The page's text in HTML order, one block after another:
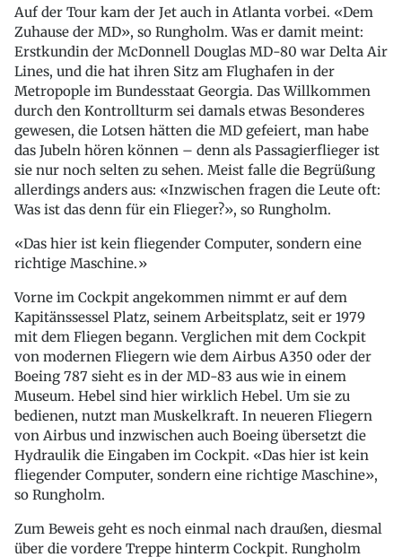
Auf der Tour kam der Jet auch in Atlanta vorbei. «Dem
Zuhause der MD», so Rungholm. Was er damit meint:
Erstkundin der McDonnell Douglas MD-80 war Delta Air
Lines, und die hat ihren Sitz am Flughafen in der
Metropople im Bundesstaat Georgia. Das Willkommen
durch den Kontrollturm sei damals etwas Besonderes
gewesen, die Lotsen hätten die MD gefeiert, man habe
das Jubeln hören können – denn als Passagierflieger ist
sie nur noch selten zu sehen. Meist falle die Begrüßung
allerdings anders aus: «Inzwischen fragen die Leute oft:
Was ist das denn für ein Flieger?», so Rungholm.
Das hier ist kein fliegender Computer, sondern eine
richtige Maschine.
Vorne im Cockpit angekommen nimmt er auf dem
Kapitänssessel Platz, seinem Arbeitsplatz, seit er 1979
mit dem Fliegen begann. Verglichen mit dem Cockpit
von modernen Fliegern wie dem Airbus A350 oder der
Boeing 787 sieht es in der MD-83 aus wie in einem
Museum. Hebel sind hier wirklich Hebel. Um sie zu
bedienen, nutzt man Muskelkraft. In neueren Fliegern
von Airbus und inzwischen auch Boeing übersetzt die
Hydraulik die Eingaben im Cockpit. «Das hier ist kein
fliegender Computer, sondern eine richtige Maschine»,
so Rungholm.
Zum Beweis geht es noch einmal nach draußen, diesmal
über die vordere Treppe hinterm Cockpit. Rungholm